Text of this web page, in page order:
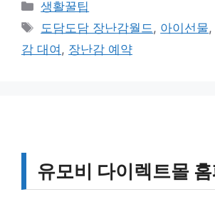
카
테
리
생활꿀팁
태
그
도담도담 장난감월드, 아이선물,
감 대여 , 장난감 예약
유모비 다이렉트몰